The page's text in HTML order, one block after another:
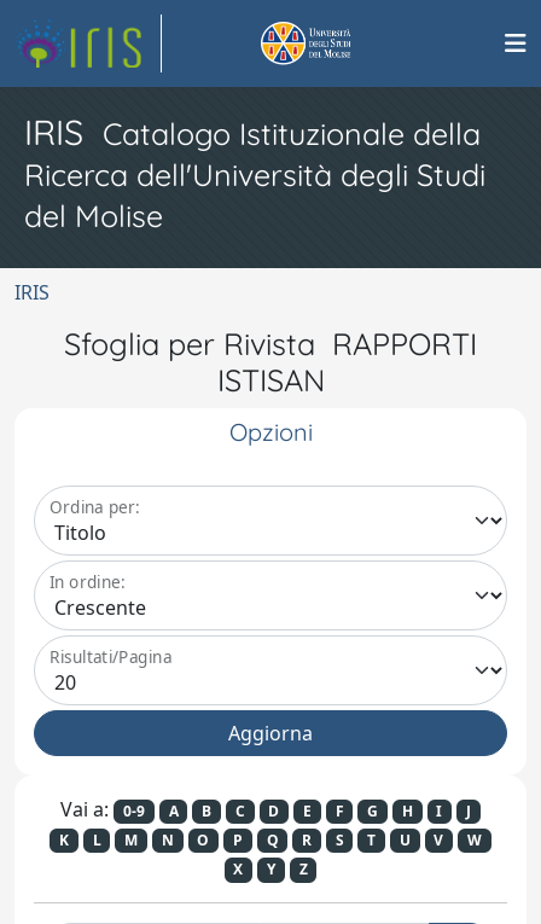
IRIS Catalogo Istituzionale della
Ricerca dell'Università degli Studi
del Molise
IRIS
Sfoglia per Rivista RAPPORTI
ISTISAN
Opzioni
Ordina per:
In ordine:
Risultati/Pagina
Vai a: 0-9 A B C D E F G H I
J
K
L M N O P Q R S T U V
W
X
Y Z